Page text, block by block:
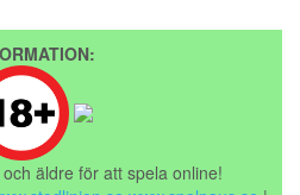
äldre för att spela online!